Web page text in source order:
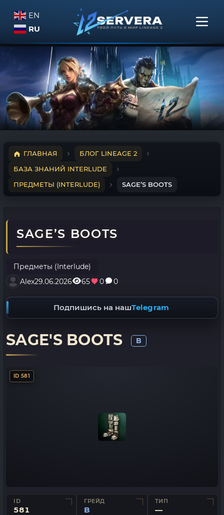
EN
RU
ГЛАВНАЯ
БЛОГ LINEAGE 2
БАЗА ЗНАНИЙ INTERLUDE
ПРЕДМЕТЫ (INTERLUDE)
SAGE’S BOOTS
SAGE’S BOOTS
Предметы (Interlude)
Alex29.06.2026 65 0 0
Подпишись на нашTelegram
SAGE'S BOOTS B
ID 581
ID
581
ГРЕЙД
B
ТИП
—